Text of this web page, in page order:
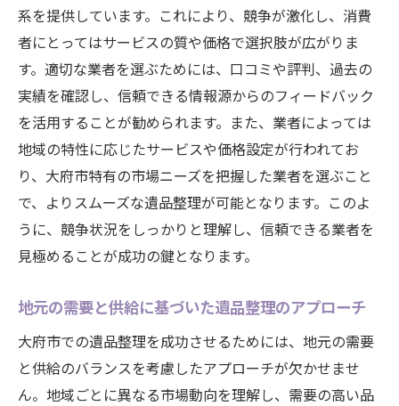
計画的な遺品整理の進行ステップを学ぶ
大府市での遺品整理に役立つツールとリソ
ース
効率的な遺品整理のための時間管理術
ストレスを軽減するためのメンタルケア方
法
地元の専門家から学ぶ、遺品整理のノウハ
ウ
大府市での遺品整理に関するよくあるQ&A
イント
大府市ならではの遺品整理における法的注
意点
地域文化に配慮した遺品の取り扱い方
系を提供しています。これにより、競争が激化し、消費
者にとってはサービスの質や価格で選択肢が広がりま
す。適切な業者を選ぶためには、口コミや評判、過去の
実績を確認し、信頼できる情報源からのフィードバック
を活用することが勧められます。また、業者によっては
地域の特性に応じたサービスや価格設定が行われてお
り、大府市特有の市場ニーズを把握した業者を選ぶこと
で、よりスムーズな遺品整理が可能となります。このよ
うに、競争状況をしっかりと理解し、信頼できる業者を
見極めることが成功の鍵となります。
地元の需要と供給に基づいた遺品整理のアプローチ
大府市での遺品整理を成功させるためには、地元の需要
と供給のバランスを考慮したアプローチが欠かせませ
ん。地域ごとに異なる市場動向を理解し、需要の高い品